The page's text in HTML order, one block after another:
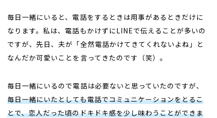
毎日一緒にいると、電話をするときは用事があるときだけに
なります。私は、電話もかけずにLINEで伝えることが多いの
ですが、先日、夫が「全然電話かけてきてくれないよね」と
なんだか可愛いことを言ってきたのです（笑）。
毎日一緒にいるので電話は必要ないと思っていたのですが、
毎日一緒にいたとしても電話でコミュニケーションをとるこ
とで、恋人だった頃のドキドキ感を少し味わうことができま